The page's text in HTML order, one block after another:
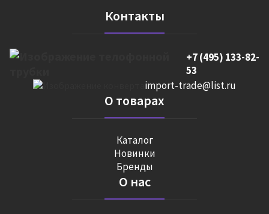
Контакты
+7 (495) 133-82-
53
import-trade@list.ru
О товарах
Каталог
Новинки
Бренды
О нас